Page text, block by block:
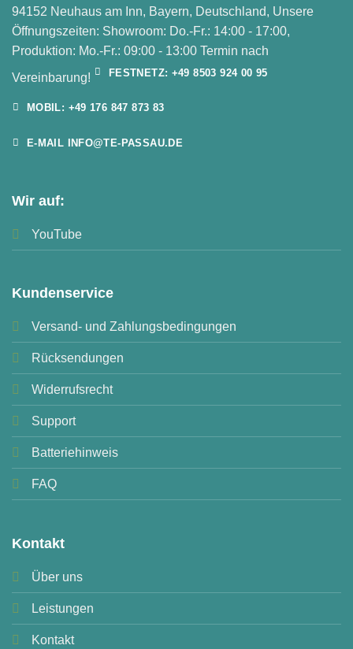
94152 Neuhaus am Inn, Bayern, Deutschland, Unsere
Öffnungszeiten: Showroom: Do.-Fr.: 14:00 - 17:00,
Produktion: Mo.-Fr.: 09:00 - 13:00 Termin nach
Vereinbarung!
FESTNETZ: +49 8503 924 00 95
MOBIL: +49 176 847 873 83
E-MAIL INFO@TE-PASSAU.DE
Wir auf:
YouTube
Kundenservice
Versand- und Zahlungsbedingungen
Rücksendungen
Widerrufsrecht
Support
Batteriehinweis
FAQ
Kontakt
Über uns
Leistungen
Kontakt